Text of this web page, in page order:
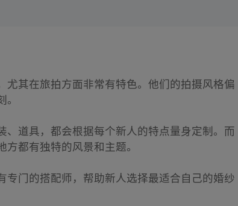
其在旅拍方面非常有特色。他们的拍摄风格偏
道具，都会根据每个新人的特点量身定制。而
都有独特的风景和主题。
门的搭配师，帮助新人选择最适合自己的婚纱